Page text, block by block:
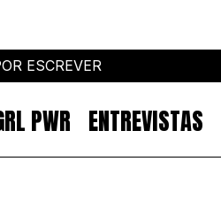
ESCREVER
PWR ENTREVISTAS